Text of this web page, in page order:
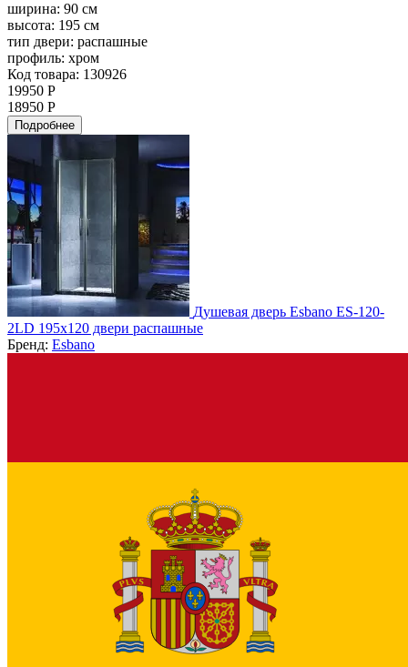
ширина: 90 см
высота: 195 см
тип двери: распашные
профиль: хром
Код товара: 130926
19950 Р
18950 Р
Подробнее
Душевая дверь Esbano ES-120-
2LD 195х120 двери распашные
Бренд: Esbano